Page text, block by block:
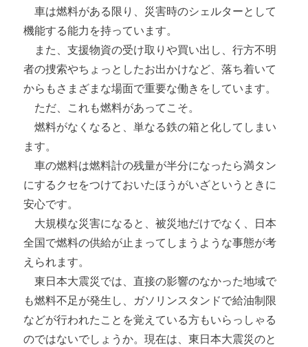
車は燃料がある限り、災害時のシェルターとして
機能する能力を持っています。
また、支援物資の受け取りや買い出し、行方不明
者の捜索やちょっとしたお出かけなど、落ち着いて
からもさまざまな場面で重要な働きをしています。
ただ、これも燃料があってこそ。
燃料がなくなると、単なる鉄の箱と化してしまい
ます。
車の燃料は燃料計の残量が半分になったら満タン
にするクセをつけておいたほうがいざというときに
安心です。
大規模な災害になると、被災地だけでなく、日本
全国で燃料の供給が止まってしまうような事態が考
えられます。
東日本大震災では、直接の影響のなかった地域で
も燃料不足が発生し、ガソリンスタンドで給油制限
などが行われたことを覚えている方もいらっしゃる
のではないでしょうか。現在は、東日本大震災のと